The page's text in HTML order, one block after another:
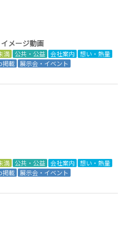
メージ動画
満 公共・公益 会社案内 想い・熱量
掲載
展示会・イベント
満 公共・公益 会社案内 想い・熱量
掲載
展示会・イベント